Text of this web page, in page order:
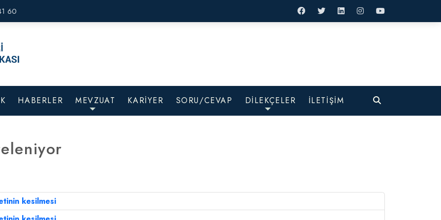
60
HABERLER MEVZUAT KARİYER SORU/CEVAP DİLEKÇELER İLETİŞİM
kesilmesi